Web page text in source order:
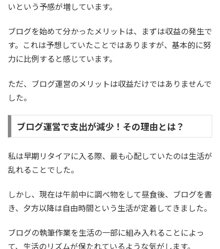
いという予感が増しています。
ブログを始めて分かったメリットは、まずは収益の発生で
す。これは予想していたことではありますが、基本的に努
力に比例すると感じています。
ただ、ブログ運営のメリットは収益だけではありませんで
した。
ブログ運営で支出が減少！その理由とは？
私は早期リタイアに入る際、最も心配していたのは生活が
乱れることでした。
しかし、現在は午前中に調べ物をして昼食後、ブログを書
き、夕方以降は自由時間という生活が定着してきました。
ブログの執筆作業を生活の一部に組み入れることによっ
て、生活のリズムが保たれているような気がします。